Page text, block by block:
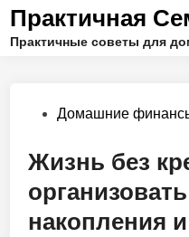
Перейти
содержимому
Практичная
Практичные советы для
Опубликовано
Домашние
Жизнь без
накопления и